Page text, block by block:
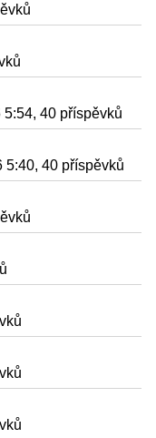
40 příspěvků
5:40, 40 příspěvků